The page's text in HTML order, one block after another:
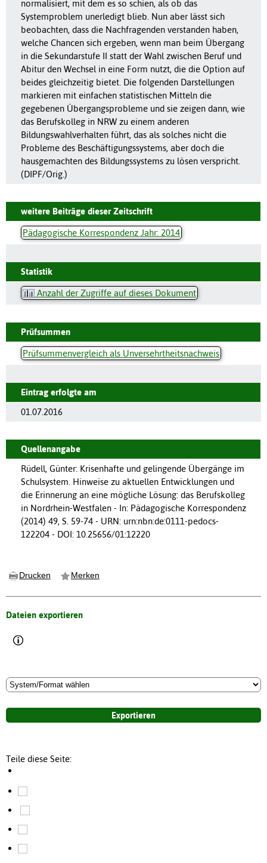
normalisiert, mit dem es so schien, als ob das
Systemproblem unerledigt blieb. Nun aber lässt sich
beobachten, dass die Nachfragenden verstanden haben,
welche Chancen sich ergeben, wenn man beim Übergang
in die Sekundarstufe II statt der Wahl zwischen Beruf und
Abitur den Wechsel in eine Form nutzt, die die Option auf
beides gleichzeitig bietet. Die folgenden Darstellungen
markieren mit einfachen statistischen Mitteln die
gegebenen Übergangsprobleme und sie zeigen dann, wie
das Berufskolleg in NRW zu einem anderen
Bildungswahlverhalten führt, das als solches nicht die
Probleme des Beschäftigungssystems, aber doch die
hausgemachten des Bildungssystems zu lösen verspricht.
(DIPF/Orig.)
weitere Beiträge dieser Zeitschrift
Pädagogische Korrespondenz Jahr: 2014
Statistik
Anzahl der Zugriffe auf dieses Dokument
Prüfsummen
Prüfsummenvergleich als Unversehrtheitsnachweis
Eintrag erfolgte am
01.07.2016
Quellenangabe
Rüdell, Günter: Krisenhafte und gelingende Übergänge im
Schulsystem. Hinweise zu aktuellen Entwicklungen und
die Erinnerung an eine mögliche Lösung: das Berufskolleg
in Nordrhein-Westfalen - In: Pädagogische Korrespondenz
(2014) 49, S. 59-74 - URN: urn:nbn:de:0111-pedocs-
122204 - DOI: 10.25656/01:12220
Drucken Merken
Dateien exportieren
Teile diese Seite: